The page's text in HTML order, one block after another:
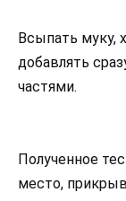
Всыпать муку,
добавлять
частями.
Полученное
место,